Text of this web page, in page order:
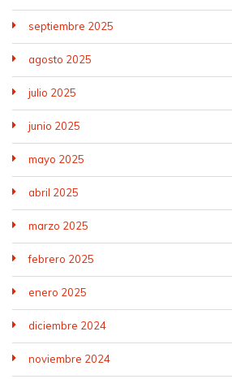
septiembre 2025
agosto 2025
julio 2025
junio 2025
mayo 2025
abril 2025
marzo 2025
febrero 2025
enero 2025
diciembre 2024
noviembre 2024